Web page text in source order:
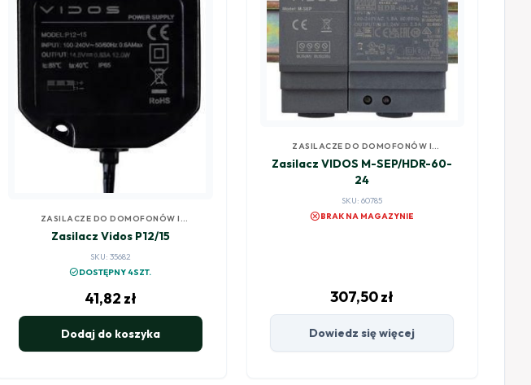
ZASILACZE DO DOMOFONÓW I
WIDEODOMOFONÓW
Zasilacz Vidos P12/15
SKU: 35682
check_circleDOSTĘPNY 4SZT.
41,82 zł
Dodaj do koszyka
ZASILACZE DO DOMOFONÓW I
WIDEODOMOFONÓW
Zasilacz VIDOS M-SEP/HDR-60-
24
SKU: 60785
cancelBRAK NA MAGAZYNIE
307,50zł
Dowiedz się więcej